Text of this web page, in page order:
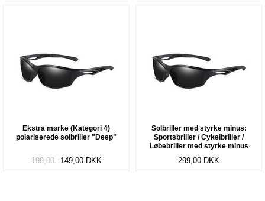
Ekstra mørke (Kategori 4)
polariserede solbriller "Deep"
199,00 149,00 DKK
Solbriller med styrke minus:
Sportsbriller / Cykelbriller /
Løbebriller med styrke minus
299,00 DKK